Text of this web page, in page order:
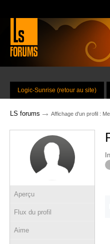
Logic-Sunrise (retour au site)
LS forums → Affichage d'un profil :
Aperçu
Flux du profil
Aime